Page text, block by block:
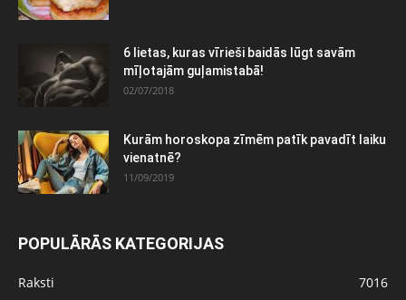
6 lietas, kuras vīrieši baidās lūgt savām
mīļotajām guļamistabā!
02/07/2018
Kurām horoskopa zīmēm patīk pavadīt laiku
vienatnē?
11/09/2019
POPULĀRĀS KATEGORIJAS
Raksti
7016